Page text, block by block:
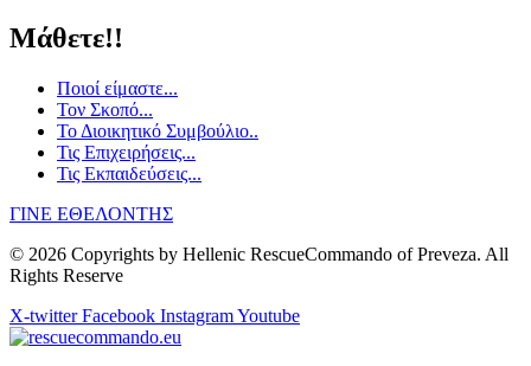
Μάθετε!!
Ποιοί είμαστε...
Τον Σκοπό...
Το Διοικητικό Συμβούλιο..
Τις Επιχειρήσεις...
Τις Εκπαιδεύσεις...
ΓΙΝΕ ΕΘΕΛΟΝΤΗΣ
© 2026 Copyrights by Hellenic RescueCommando of Preveza. All
Rights Reserve
X-twitter Facebook InstagramYoutube